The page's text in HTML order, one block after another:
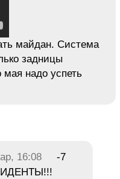
майдан. Система
задницы
мая надо успеть
16:08
-7